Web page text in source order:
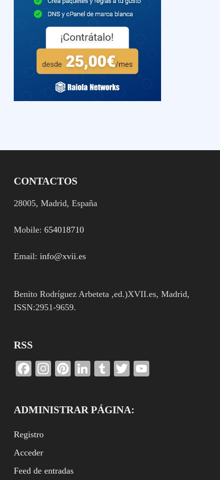
CONTACTOS
28005, Madrid, España
Mobile:654018710
Email:info@xvii.es
Benito Rodríguez Arbeteta ,ed.)XVII.es, Madrid,
ISSN:2951-9659.
RSS
Facebook
Instagram
Pinterest
LinkedIn
TumblrTwitter
ADMINISTRAR PÁGINA:
Registro
Acceder
Feed de entradas